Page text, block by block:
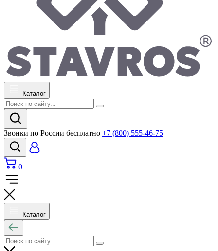
Каталог
Звонки по России бесплатно +7 (800) 555-46-75
0
Каталог